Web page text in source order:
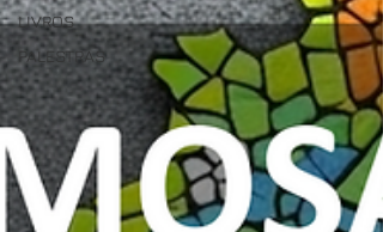
LIVROS
PALESTRAS